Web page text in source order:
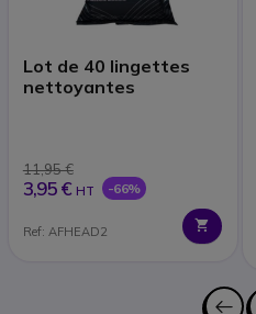
Lot de 40 lingettes
nettoyantes
11,95 €
3,95 € HT -66%
Ref: AFHEAD2